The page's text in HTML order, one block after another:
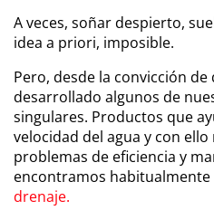
A veces, soñar despierto,
idea a priori, imposible.
Pero, desde la convicción
desarrollado algunos de
singulares. Productos que
velocidad del agua y con ello
problemas de eficiencia y
encontramos habitualmente
drenaje.